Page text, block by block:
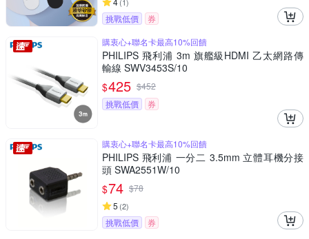
(1)
挑戰低價
券
購衷心+聯名卡最高10%回饋
PHILIPS 飛利浦 3m 旗艦級HDMI 乙太網路傳
輸線 SWV3453S/10
$425 $452
挑戰低價
券
購衷心+聯名卡最高10%回饋
PHILIPS 飛利浦 一分二 3.5mm 立體耳機分接
頭 SWA2551W/10
$74 $78
5 (2)
挑戰低價
券